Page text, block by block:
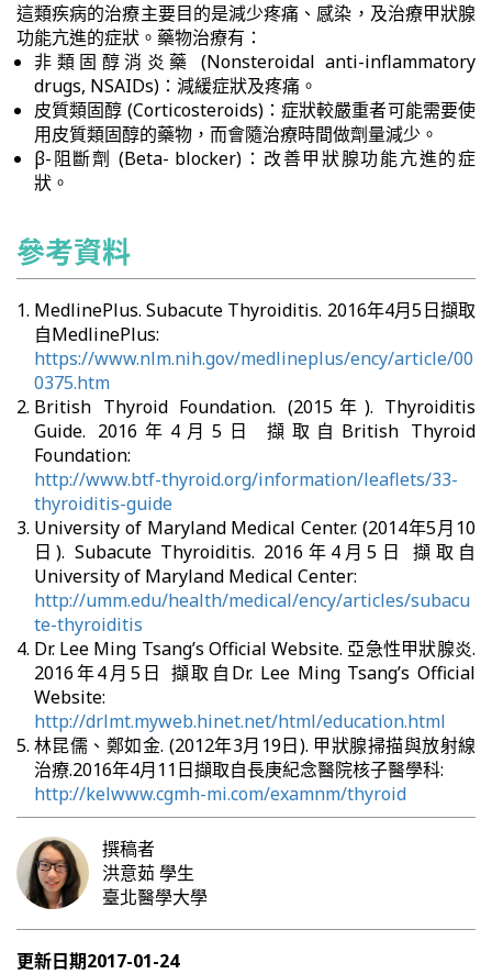
這類疾病的治療主要目的是減少疼痛、感染，及治療甲狀腺
功能亢進的症狀。藥物治療有：
非類固醇消炎藥 (Nonsteroidal anti-inflammatory
drugs, NSAIDs)：減緩症狀及疼痛。
皮質類固醇 (Corticosteroids)：症狀較嚴重者可能需要使
用皮質類固醇的藥物，而會隨治療時間做劑量減少。
β-阻斷劑 (Beta- blocker)：改善甲狀腺功能亢進的症
狀。
參考資料
MedlinePlus. Subacute Thyroiditis. 2016年4月5日擷取
自MedlinePlus:
https://www.nlm.nih.gov/medlineplus/ency/article/00
0375.htm
British Thyroid Foundation. (2015年). Thyroiditis
Guide. 2016年4月5日 擷取自British Thyroid
Foundation:
http://www.btf-thyroid.org/information/leaflets/33-
thyroiditis-guide
University of Maryland Medical Center. (2014年5月10
日). Subacute Thyroiditis. 2016年4月5日 擷取自
University of Maryland Medical Center:
http://umm.edu/health/medical/ency/articles/subacu
te-thyroiditis
Dr. Lee Ming Tsang’s Official Website. 亞急性甲狀腺炎.
2016年4月5日 擷取自Dr. Lee Ming Tsang’s Official
Website:
http://drlmt.myweb.hinet.net/html/education.html
林昆儒、鄭如金. (2012年3月19日). 甲狀腺掃描與放射線
治療.2016年4月11日擷取自長庚紀念醫院核子醫學科:
http://kelwww.cgmh-mi.com/examnm/thyroid
撰稿者
洪意茹學生
臺北醫學大學
更新日期2017-01-24